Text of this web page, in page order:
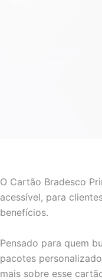
O Cartão Bradesco
acessível, para
benefícios.
Pensado para quem
pacotes
mais sobre esse